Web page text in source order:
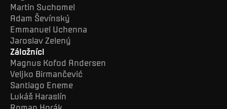
Martin Suchomel
Adam Ševínský
Emmanuel Uchenna
Jaroslav Zelený
Záložníci
Magnus Kofod Andersen
Veljko Birmančević
Santiago Eneme
Lukáš Haraslín